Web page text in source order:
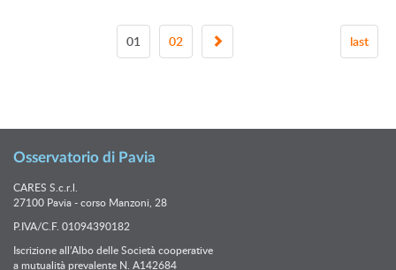
01 02 last
Osservatorio di Pavia
CARES S.c.r.l.
27100 Pavia - corso Manzoni, 28
P.IVA/C.F. 01094390182
Iscrizione all’Albo delle Società cooperative
a mutualità prevalente N. A142684